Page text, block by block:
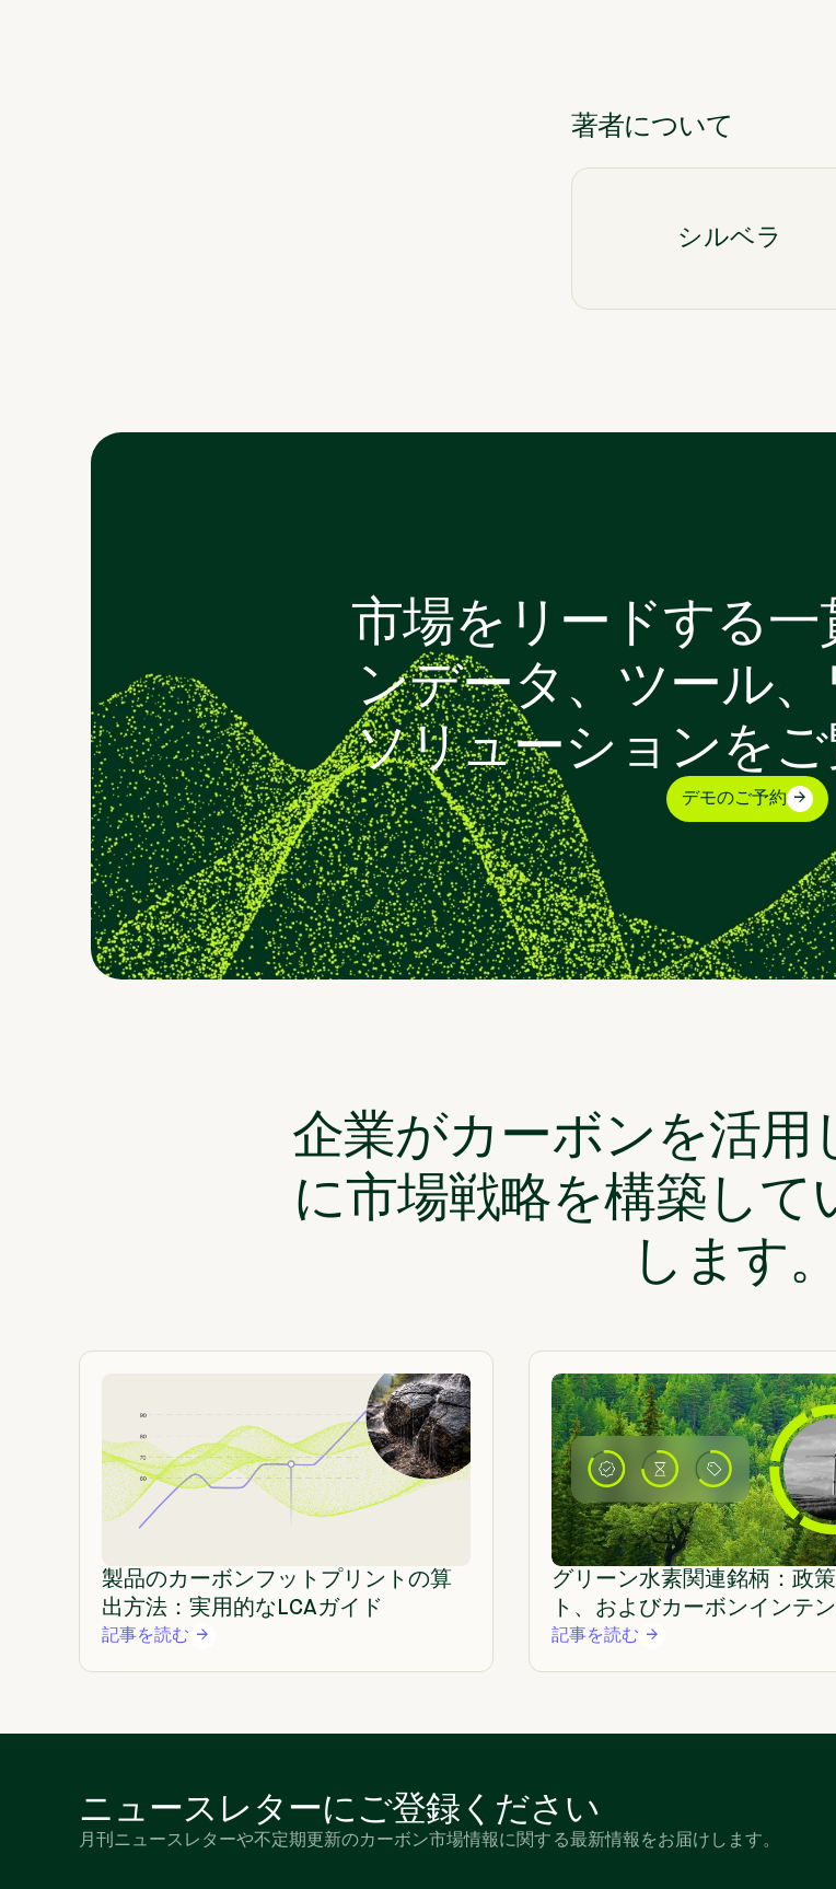
著者について
シルベラ
市場をリードする
ンデータ、ツール
ソリューションをご
デモのご予約
企業がカーボンを活用
に市場戦略を構築し
します。
製品のカーボンフットプリントの算
出方法：実用的なLCAガイド
記事を読む
グリーン水素関連銘柄：政
ト、およびカーボンインテ
記事を読む
ニュースレターにご登録ください
月刊ニュースレターや不定期更新のカーボン市場情報に関する最新情報をお届けします。